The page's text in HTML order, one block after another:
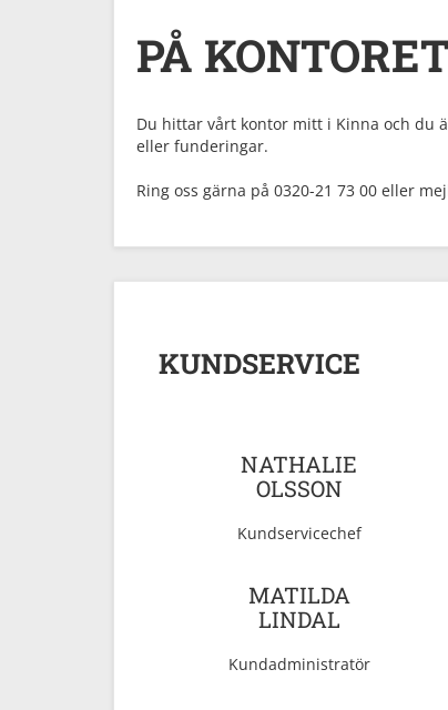
PÅ
Du hittar vårt kontor mitt i Kinna och du
eller funderingar.
Ring oss gärna på 0320-21 73 00 eller
KUNDSERVICE
NATHALIE
OLSSON
Kundservicechef
MATILDA
LINDAL
Kundadministratör